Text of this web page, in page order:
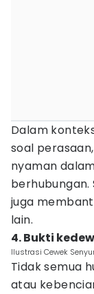
Dalam
soal
nyaman
berhubungan.
juga
lain.
4. Bukti
Ilustrasi Cewek
Tidak semua
atau